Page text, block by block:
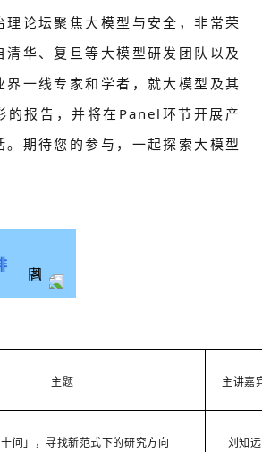
理论坛聚焦大模型与安全，非常荣
清华、复旦等大模型研发团队以及
界一线专家和学者，就大模型及其
的报告，并将在Panel环节开展产
。期待您的参与，一起探索大模型
主题 主讲嘉
问」，寻找新范式下的研究方向 刘知远